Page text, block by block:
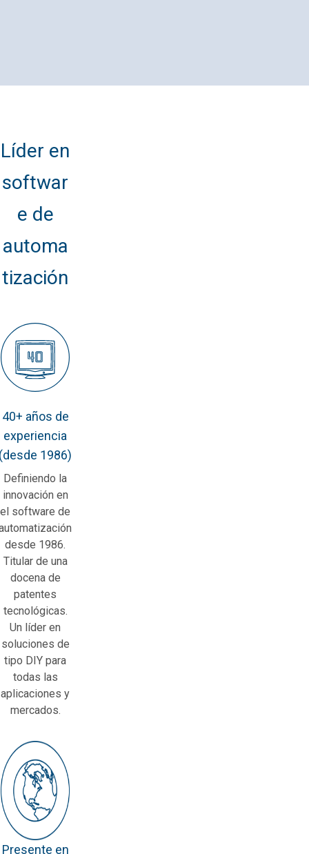
Líder en
softwar
e de
automa
tización
40+ años de
experiencia
1986)
Definiendo la
innovación en
el software de
desde 1986.
Titular de una
docena de
patentes
tecnológicas.
Un líder en
soluciones de
tipo DIY para
todas las
aplicaciones y
mercados.
Presente en